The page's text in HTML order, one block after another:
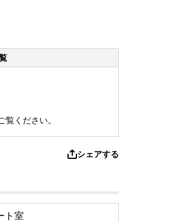
覧ください。
シェアする
ト室